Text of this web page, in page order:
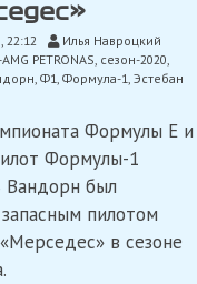
22:12
Илья Навроцкий
PETRONAS, сезон-2020,
, Ф1, Формула-1, Эстебан
Формулы E и
Формулы-1
Вандорн был
пилотом
в сезоне